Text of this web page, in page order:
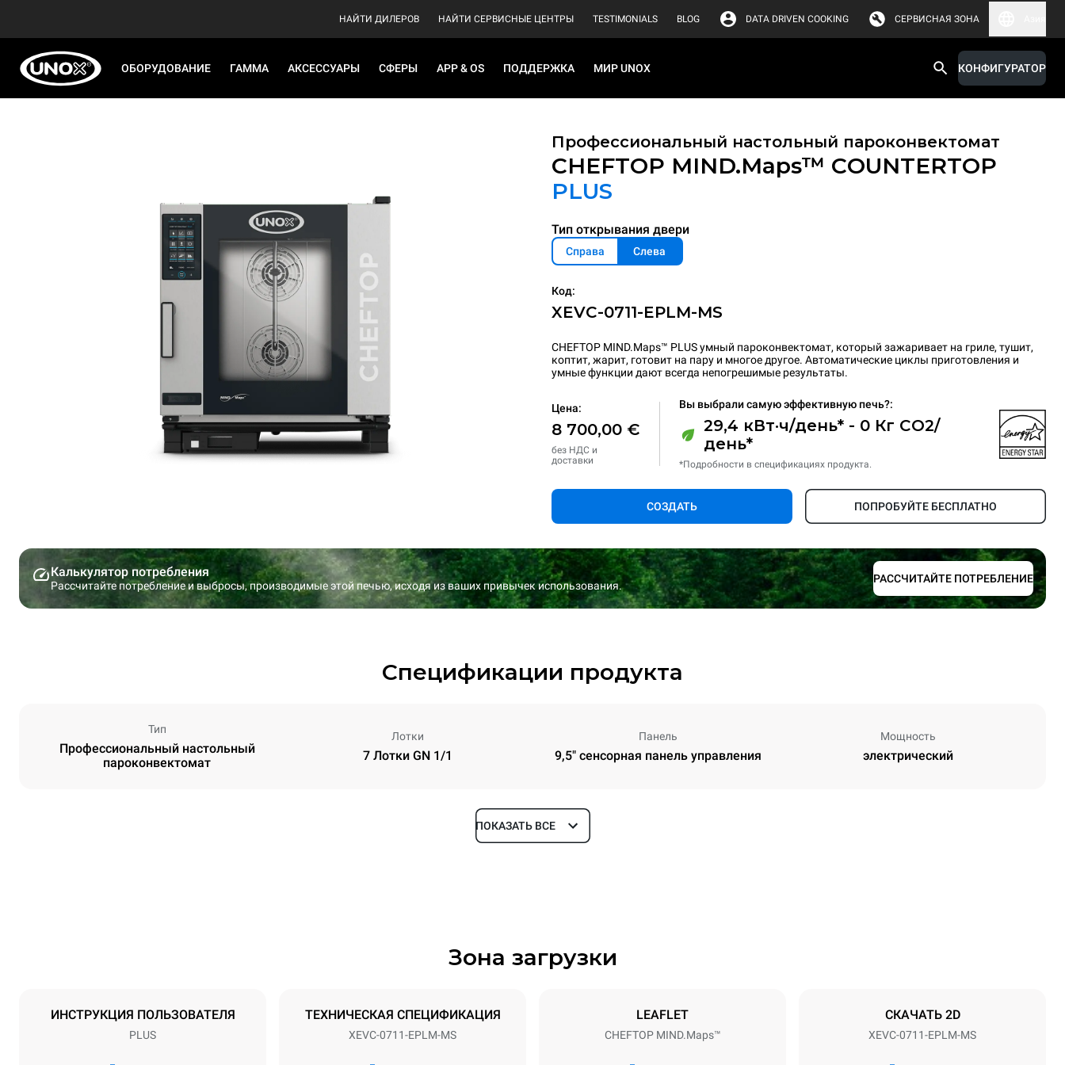
НАЙТИ ДИЛЕРОВ НАЙТИ СЕРВИСНЫЕ ЦЕНТРЫ TESTIMONIALS BLOG DATA DRIVEN COOKING СЕРВИСНАЯ ЗОНА
ОБОРУДОВАНИЕ ГАММА АКСЕССУАРЫ СФЕРЫ APP & OS ПОДДЕРЖКА МИР UNOX КОНФИГУРАТОР
Профессиональный настольный пароконвектомат
CHEFTOP MIND.Maps™ COUNTERTOP
PLUS
Тип открывания двери
Справа Слева
Код:
XEVC-0711-EPLM-MS
CHEFTOP MIND.Maps™ PLUS умный пароконвектомат, который зажаривает на гриле, тушит,
коптит, жарит, готовит на пару и многое другое. Автоматические циклы приготовления и
умные функции дают всегда непогрешимые результаты.
Цена:
8 700,00 €
без НДС и
доставки
Вы выбрали самую эффективную печь?:
29,4 кВт·ч/день* - 0 Кг CO2/
день*
*Подробности в спецификациях продукта.
СОЗДАТЬ ПОПРОБУЙТЕ БЕСПЛАТНО
Калькулятор потребления
Рассчитайте потребление и выбросы, производимые этой печью, исходя из ваших привычек использования.
РАССЧИТАЙТЕ ПОТРЕБЛЕНИЕ
Спецификации продукта
Тип
Профессиональный настольный
пароконвектомат
Лотки
7 Лотки GN 1/1
Панель
9,5" сенсорная панель управления
Мощность
электрический
Глубина
Размер противня
ПОКАЗАТЬ ВСЕ
Зона загрузки
ИНСТРУКЦИЯ ПОЛЬЗОВАТЕЛЯ
PLUS
ТЕХНИЧЕСКАЯ СПЕЦИФИКАЦИЯ
XEVC-0711-EPLM-MS
LEAFLET
CHEFTOP MIND.Maps™
СКАЧАТЬ 2D
XEVC-0711-EPLM-MS